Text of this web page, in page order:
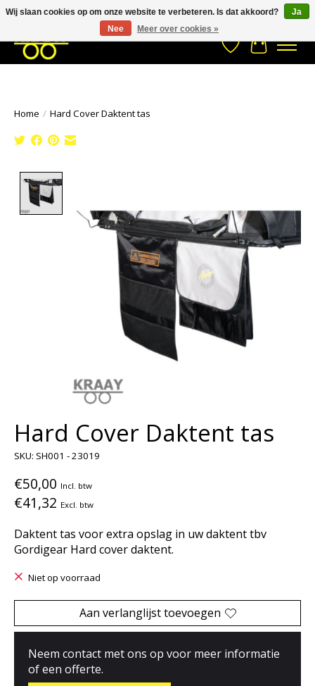
033- 2470 538 info@kraaybv.com Stuur een Whatsapp bericht
Verlanglijst
Home / Hard Cover Daktent tas
Hard Cover Daktent tas
SKU: SH001 - 23019
€50,00 Incl. btw
€41,32 Excl. btw
Daktent tas voor extra opslag in uw daktent tbv
Gordigear Hard cover daktent.
Niet op voorraad
Aan verlanglijst toevoegen
Neem contact met ons op voor meer informatie
of een offerte.
Wij slaan cookies op om onze website te verbeteren. Is dat akkoord?
Ja
Nee
Meer over cookies »